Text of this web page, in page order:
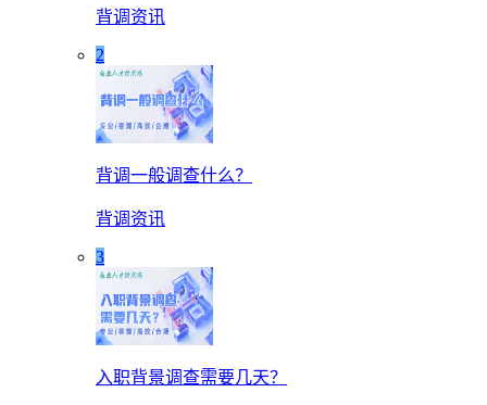
背调资讯
2
背调一般调查什么？
背调资讯
3
入职背景调查需要几天？